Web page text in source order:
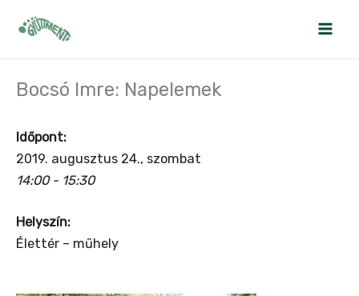
Bocsó Imre: Napelemek
Időpont:
2019. augusztus 24., szombat
14:00 - 15:30
Helyszín:
Élettér – műhely